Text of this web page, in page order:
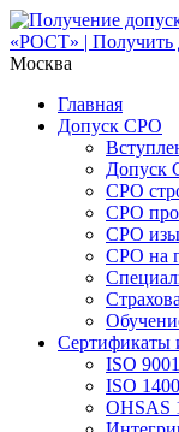
Москва
Главная
Допуск СРО
Допуск
СРО
СРО
СРО
СРО на
Сертификаты
ISO 9001
ISO
OHSAS